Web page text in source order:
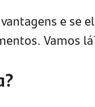
e se
Vamos